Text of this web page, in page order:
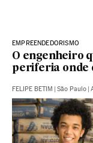
EMPREENDEDORISMO
O engenheiro
periferia onde
FELIPE BETIM | São Paulo |